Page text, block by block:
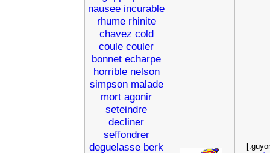
nausee incurable
rhume rhinite
chavez cold
coule couler
bonnet echarpe
horrible nelson
simpson malade
mort agonir
seteindre
decliner
seffondrer
deguelasse berk